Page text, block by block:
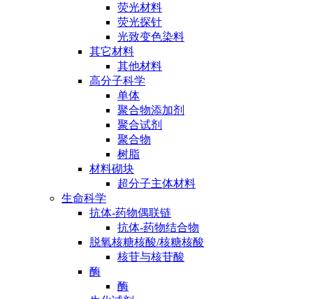
荧光材料
荧光探针
光致变色染料
其它材料
其他材料
高分子科学
单体
聚合物添加剂
聚合试剂
聚合物
树脂
材料砌块
超分子主体材料
生命科学
抗体-药物偶联链
抗体-药物结合物
脱氧核糖核酸/核糖核酸
核苷与核苷酸
酶
酶